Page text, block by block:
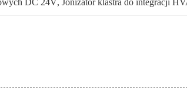
DC 24V, Jonizator klastra do integracji